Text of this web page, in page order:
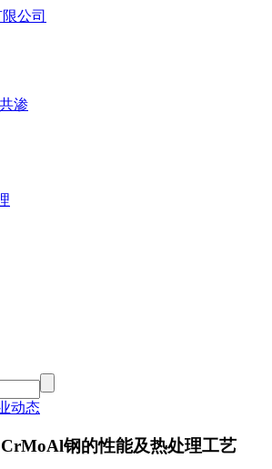
渗
动态
钢的性能及热处理工艺